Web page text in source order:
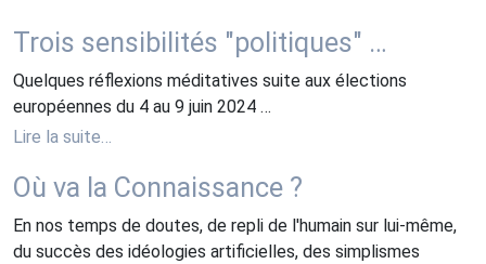
Trois sensibilités "politiques" …
Quelques réflexions méditatives suite aux élections
européennes du 4 au 9 juin 2024 …
Lire la suite…
Où va la Connaissance ?
En nos temps de doutes, de repli de l'humain sur lui-même,
du succès des idéologies artificielles, des simplismes